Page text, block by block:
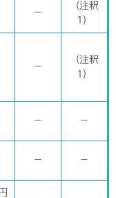
－
（注釈
1）
－
（注釈
1）
－ －
－ －